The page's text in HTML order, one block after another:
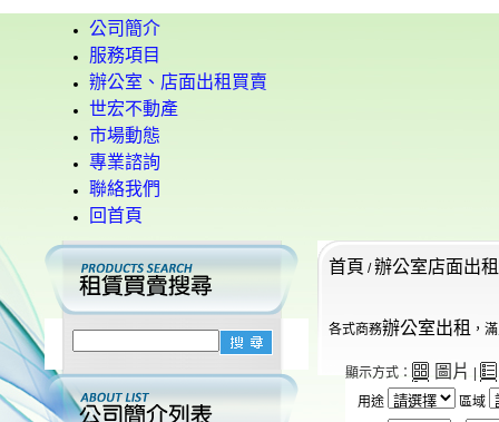
公司簡介
服務項目
辦公室、店面出租買賣
世宏不動產
市場動態
專業諮詢
聯絡我們
回首頁
首頁 /辦公室店面出租
各式商務辦公室出租 ，
顯示方式： 圖片
用途
區域